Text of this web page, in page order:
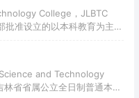
科创新引智计划”，“吉林省
；具有硕士研究生单独招生考
College，JLBTC
批准设立的以本科教育为主、
吉林工商学院办学始于1958
年12月吉林工商学院顺利
年9月吉林工商学院整体搬入
and Technology
省省属公立全日制普通本科